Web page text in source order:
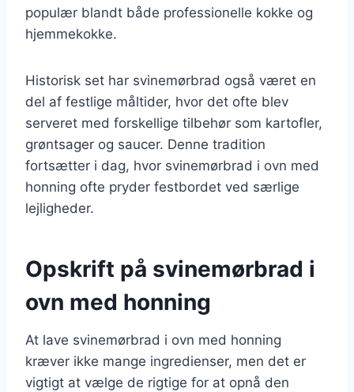
populær blandt både professionelle kokke og
hjemmekokke.
Historisk set har svinemørbrad også været en
del af festlige måltider, hvor det ofte blev
serveret med forskellige tilbehør som kartofler,
grøntsager og saucer. Denne tradition
fortsætter i dag, hvor svinemørbrad i ovn med
honning ofte pryder festbordet ved særlige
lejligheder.
Opskrift på svinemørbrad i
ovn med honning
At lave svinemørbrad i ovn med honning
kræver ikke mange ingredienser, men det er
vigtigt at vælge de rigtige for at opnå den